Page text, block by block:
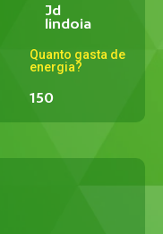
Jd
lindoia
Quanto gasta de
energia?
150